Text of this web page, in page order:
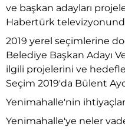
ve başkan adayları
Habertürk
2019 yerel seçimlerine
Belediye Başkan Adayı
ilgili projelerini ve
Seçim 2019'da Bülent
Yenimahalle'nin
Yenimahalle'ye neler